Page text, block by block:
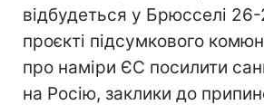
відбудеться у Брюсселі
проєкті підсумкового
про наміри ЄС посилити
на Росію, заклики до